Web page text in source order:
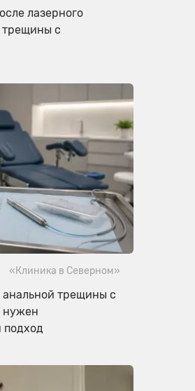
лазерного
трещины с
«Клиника в Северном»
трещины с
нужен